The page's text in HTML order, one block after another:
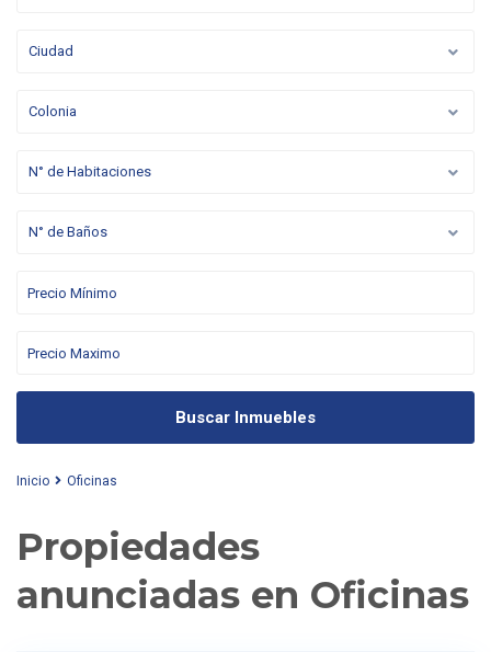
Ciudad
Colonia
N° de Habitaciones
N° de Baños
Buscar Inmuebles
Inicio Oficinas
Propiedades
anunciadas en Oficinas